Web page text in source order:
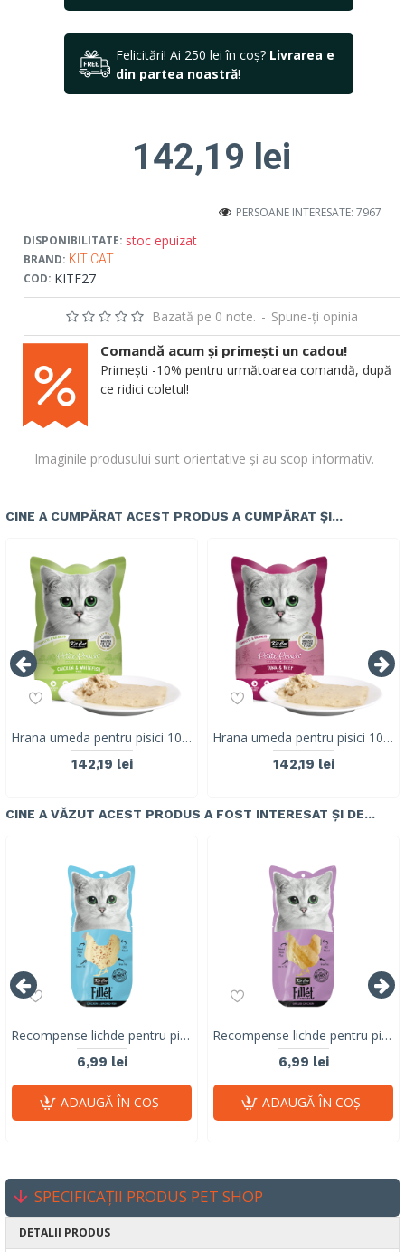
Felicitări! Ai 250 lei în coș? Livrarea e
din partea noastră!
DISPONIBILITATE: stoc epuizat
BRAND: KIT CAT
COD: KITF27
PERSOANE INTERESATE: 7967
Bazată pe 0 note. - Spune-ţi opinia
142,19 lei
Imaginile produsului sunt orientative și au scop informativ.
Comandă acum și primești un cadou!
Primești -10% pentru următoarea comandă, după
ce ridici coletul!
CINE A CUMPĂRAT ACEST PRODUS A CUMPĂRAT ȘI...
Hrana umeda pentru pisici 100% holistica, Kit Cat Petite Pouch 70g, pui si biban de mare, 24 plicuri x 70g
142,19 lei
Hrana umeda pentru pisici 100% holistica, Kit Cat Petite Pouch 70g, ton si vita, 24 plicuri x 70g
142,19 lei
CINE A VĂZUT ACEST PRODUS A FOST INTERESAT ȘI DE...
Recompense lichde pentru pisici Kit Cat Fillet Fresh, pui si peste afumat, 30g
6,99 lei
ADAUGĂ ÎN COŞ
Recompense lichde pentru pisici Kit Cat Fillet Fresh, pui la gril, 30g
6,99 lei
ADAUGĂ ÎN COŞ
SPECIFICAȚII PRODUS PET SHOP
DETALII PRODUS